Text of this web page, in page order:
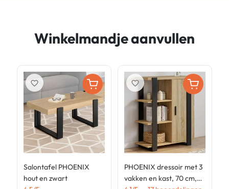
Winkelmandje aanvullen
Salontafel PHOENIX
hout en zwart
favorite_border
PHOENIX dressoir met 3
vakken en kast, 70 cm,
favorite_border